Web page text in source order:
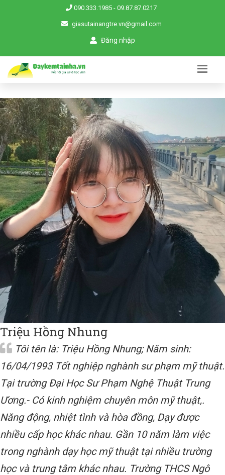
090.333.1985 - 09.87.87.0217
giasutainangtre.vn@gmail.com
Đăng nhập
Triệu Hồng Nhung
Tôi tên là: Triệu Hồng Nhung; Năm sinh:
16/04/1993 Tốt nghiệp nghành sư phạm mỹ thuật.
Tại trường Đại Học Sư Phạm Nghệ Thuật Trung
Ương.- Có kinh nghiệm chuyên môn mỹ thuật,.
Năng động, nhiệt tình và hòa đồng, Dạy được
nhiều cấp học khác nhau. Gần 10 năm làm việc
trong nghành dạy học mỹ thuật tại nhiều trường
học và trung tâm khác nhau. Trường THCS Ngô